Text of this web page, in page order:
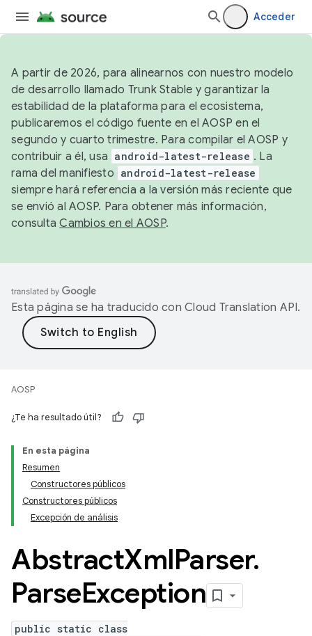
Acceder
A partir de 2026, para alinearnos con nuestro modelo
de desarrollo llamado Trunk Stable y garantizar la
estabilidad de la plataforma para el ecosistema,
publicaremos el código fuente en el AOSP en el
segundo y cuarto trimestre. Para compilar el AOSP y
contribuir a él, usa android-latest-release . La
rama del manifiesto android-latest-release
siempre hará referencia a la versión más reciente que
se envió al AOSP. Para obtener más información,
consultaCambios en el AOSP.
Esta página se ha traducido con Cloud Translation API.
AOSP
¿Te ha resultado útil?
En esta página
Resumen
Constructores públicos
Constructores públicos
Excepción de análisis
AbstractXmlParser.
ParseException
public static class